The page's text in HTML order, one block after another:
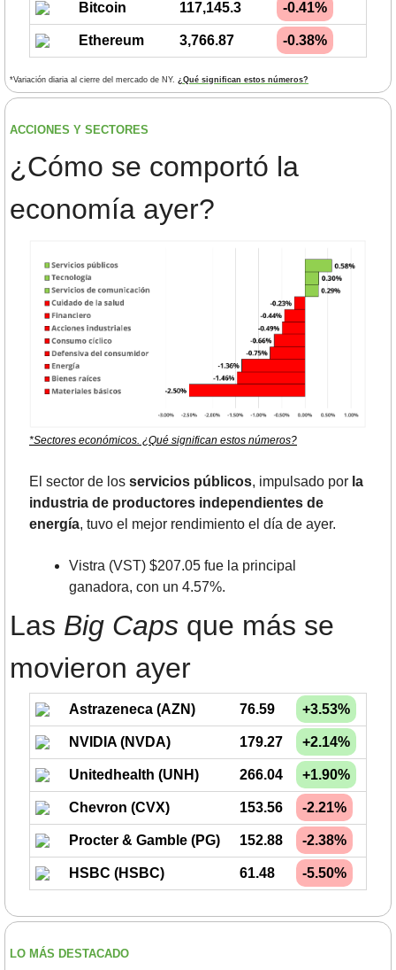
Bitcoin 117,145.3 -0.41%
Ethereum 3,766.87 -0.38%
*Variación diaria al cierre del mercado de NY. ¿Qué significan estos números?
ACCIONES Y SECTORES
¿Cómo se comportó la
economía ayer?
*Sectores económicos. ¿Qué significan estos números?
El sector de los servicios públicos, impulsado por la
industria de productores independientes de
energía, tuvo el mejor rendimiento el día de ayer.
Vistra (VST) $207.05 fue la principal
ganadora, con un 4.57%.
Las Big Caps que más se
movieron ayer
Astrazeneca (AZN) 76.59 +3.53%
NVIDIA (NVDA) 179.27 +2.14%
Unitedhealth (UNH) 266.04 +1.90%
Chevron (CVX) 153.56 -2.21%
Procter & Gamble (PG) 152.88 -2.38%
HSBC (HSBC) 61.48 -5.50%
LO MÁS DESTACADO